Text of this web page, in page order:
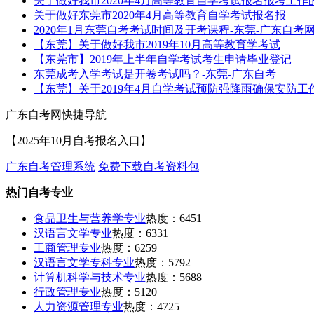
关于做好东莞市2020年4月高等教育自学考试报名报
2020年1月东莞自考考试时间及开考课程-东莞-广东自考网
【东莞】关于做好我市2019年10月高等教育学考试
【东莞市】2019年上半年自学考试考生申请毕业登记
东莞成考入学考试是开卷考试吗？-东莞-广东自考
【东莞】关于2019年4月自学考试预防强降雨确保安防工
广东自考网快捷导航
【2025年10月自考报名入口】
广东自考管理系统 免费下载自考资料包
热门自考专业
食品卫生与营养学专业热度：6451
汉语言文学专业热度：6331
工商管理专业热度：6259
汉语言文学专科专业热度：5792
计算机科学与技术专业热度：5688
行政管理专业热度：5120
人力资源管理专业热度：4725